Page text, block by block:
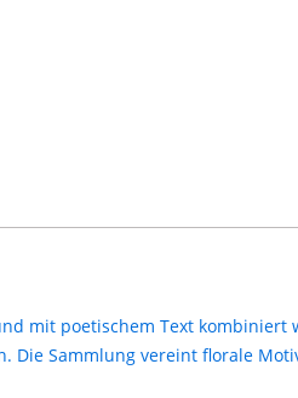
mit poetischem Text kombiniert
Die Sammlung vereint florale